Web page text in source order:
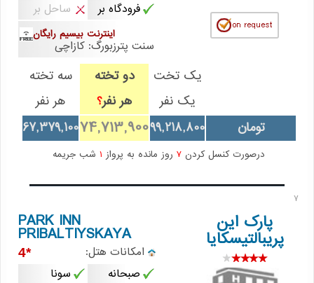
فرودگاه بر
ساحل بر
اینترنت بیسیم رایگان
سنت پترزبورگ: کازاچی
یک تخت
یک نفر
دو تخته
هر نفر؟
سه تخته
هر نفر
تومان
99,218,800
74,713,900
67,379,100
درصورت کنسل کردن 7 روز مانده به پرواز شب جریمه
7
پارک این
پریبالتیسکایا
PARK INN
PRIBALTIYSKAYA
امکانات هتل: *4
صبحانه
سونا